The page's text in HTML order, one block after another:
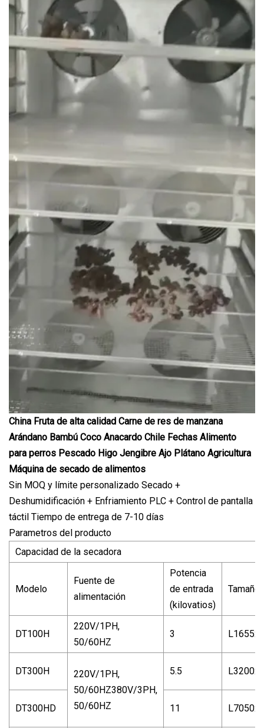
China Fruta de alta calidad Carne de res de manzana
Arándano Bambú Coco Anacardo Chile Fechas Alimento
para perros Pescado Higo Jengibre Ajo Plátano Agricultura
Máquina de secado de alimentos
Sin MOQ y límite personalizado Secado +
Deshumidificación + Enfriamiento PLC + Control de pantalla
táctil Tiempo de entrega de 7-10 días
Parametros del producto
Capacidad de la secadora
Modelo
Fuente de
alimentación
Potencia
de entrada
(kilovatios)
Tamaño
DT100H
220V/1PH,
50/60HZ
3
DT300H
220V/1PH,
50/60HZ380V/3PH,
50/60HZ
5.5
DT300HD 11